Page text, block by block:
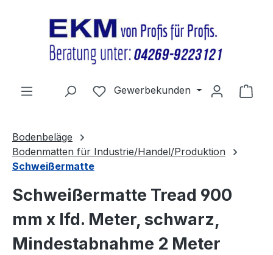
Du hast 0 Produkte auf dem
Gewerbekunden
Bodenbeläge
Bodenmatten für Industrie/Handel/Produktion
Schweißermatte
Schweißermatte Tread 900
mm x lfd. Meter, schwarz,
Mindestabnahme 2 Meter